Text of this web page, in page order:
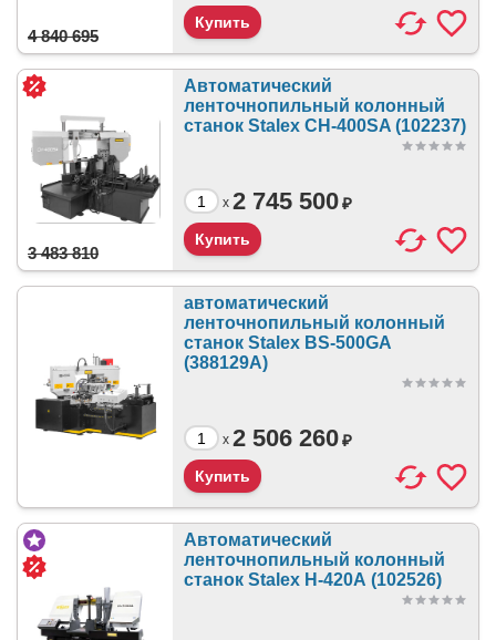
4 840 695
Автоматический
ленточнопильный колонный
станок Stalex CH-400SA (102237)
x
3 483 810
2 745 500₽
автоматический
ленточнопильный колонный
станок Stalex BS-500GА
(388129А)
x 2 506 260₽
Автоматический
ленточнопильный колонный
станок Stalex H-420А (102526)